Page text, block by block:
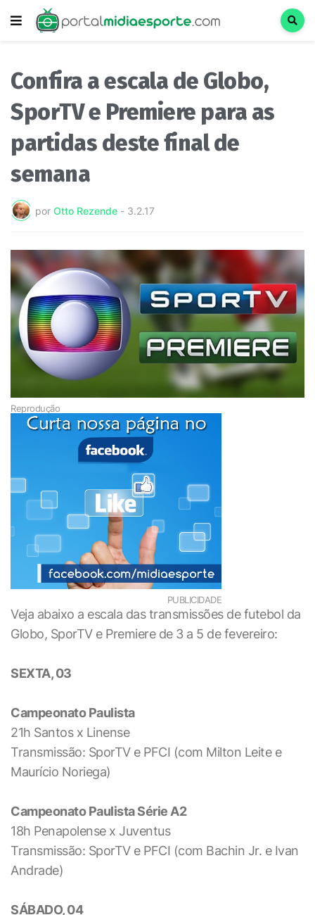
Confira a escala de Globo,
SporTV e Premiere para as
partidas deste final de
semana
por Otto Rezende - 3.2.17
Reprodução
PUBLICIDADE
Veja abaixo a escala das transmissões de futebol da
Globo, SporTV e Premiere de 3 a 5 de fevereiro:
SEXTA, 03
Campeonato Paulista
21h Santos x Linense
Transmissão: SporTV e PFCI (com Milton Leite e
Maurício Noriega)
Campeonato Paulista Série A2
18h Penapolense x Juventus
Transmissão: SporTV e PFCI (com Bachin Jr. e Ivan
Andrade)
SÁBADO, 04